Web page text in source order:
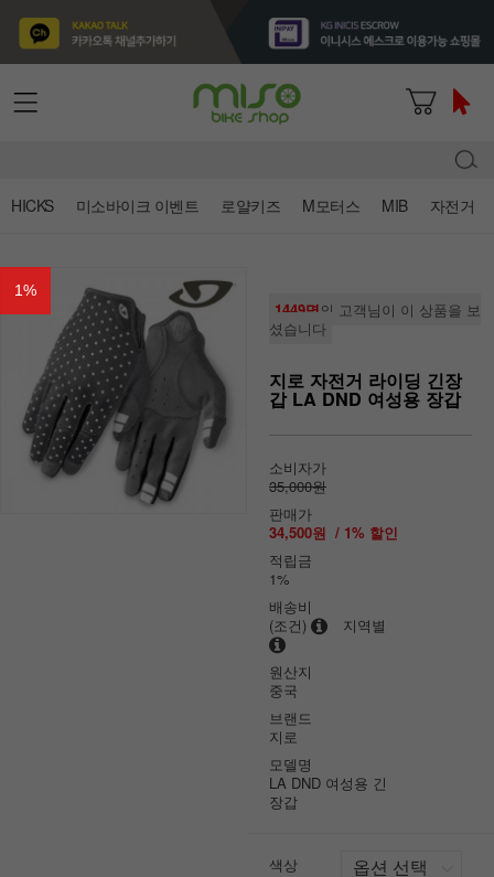
HICKS 미소바이크 이벤트 로얄키즈 M모터스 MIB 자전거
1%
1449명의 고객님이 이 상품을 보
셨습니다
지로 자전거 라이딩 긴장
갑 LA DND 여성용 장갑
소비자가
35,000원
판매가
34,500원 / 1% 할인
적립금
1%
배송비
(조건)
지역별
원산지
중국
브랜드
지로
모델명
LA DND 여성용 긴
장갑
색상